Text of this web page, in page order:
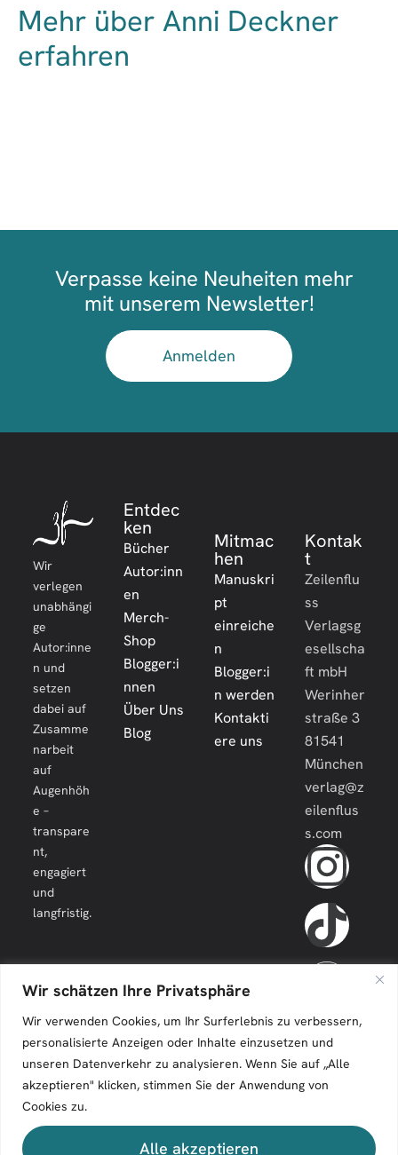
Wir schätzen Ihre Privatsphäre
Wir verwenden Cookies, um Ihr Surferlebnis zu verbessern,
personalisierte Anzeigen oder Inhalte einzusetzen und
unseren Datenverkehr zu analysieren. Wenn Sie auf „Alle
akzeptieren" klicken, stimmen Sie der Anwendung von
Cookies zu.
Alle akzeptieren
Mehr über Anni Deckner
erfahren
Verpasse keine Neuheiten mehr
mit unserem Newsletter!
Anmelden
Wir
verlegen
unabhängi
ge
Autor:inne
n und
setzen
dabei auf
Zusamme
narbeit
auf
Augenhöh
e –
transpare
nt,
engagiert
und
langfristig.
Entdec
ken
Bücher
Autor:inn
en
Merch-
Shop
Blogger:i
nnen
Über Uns
Blog
Mitmac
hen
Manuskri
pt
einreiche
n
Blogger:i
n werden
Kontakti
ere uns
Kontak
t
Zeilenflu
ss
Verlagsg
esellscha
ft mbH
Werinher
straße 3
81541
München
verlag@z
eilenflus
s.com
Zeilenfluss © 2026. All Rights Reserved.